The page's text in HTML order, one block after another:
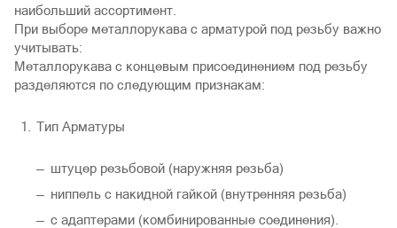
наибольший ассортимент.
При выборе металлорукава с арматурой под резьбу важно
учитывать:
Металлорукава с концевым присоединением под резьбу
разделяются по следующим признакам:
Тип Арматуры
штуцер резьбовой (наружняя резьба)
ниппель с накидной гайкой (внутренняя резьба)
с адаптерами (комбинированные соединения).